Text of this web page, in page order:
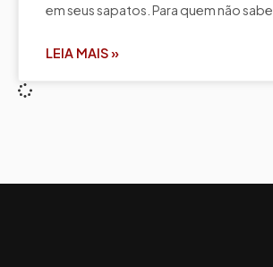
em seus sapatos. Para quem não sabe
LEIA MAIS »